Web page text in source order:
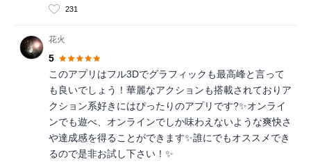
231
花火
5
このアプリはフル3Dでグラフィックも最高峰と言って
も良いでしょう！華麗なアクションも搭載されておりア
クション系好きにはぴったりのアプリです?✨オンライ
ンでも遊べ、オンラインでしか味わえないような爽快さ
や達成感を得ることができます✨誰にでもオススメでき
るので是非お試し下さい！✨